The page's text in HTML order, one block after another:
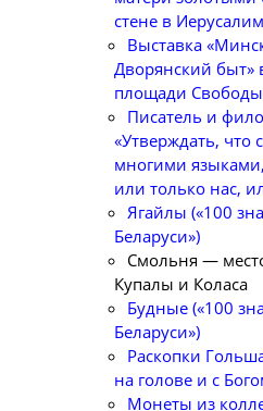
стене в
Выставка
Дворянский быт»
площади
Писатель и
«Утверждать, что
многими
или только нас,
Ягайлы («100
Беларуси»)
Смольня —
Купалы и Коласа
Будные («100
Беларуси»)
Раскопки
на голове и с
Монеты из